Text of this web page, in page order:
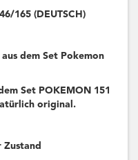
165 (DEUTSCH)
dem Set Pokemon
Set POKEMON 151
original.